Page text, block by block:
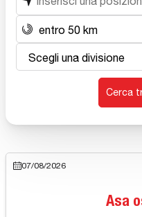
Inserisci una posizione
Distanza
Scegli una divisione
Cerca
07/08/2026
Asa